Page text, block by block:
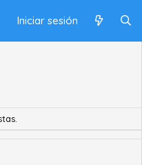
Iniciar sesión